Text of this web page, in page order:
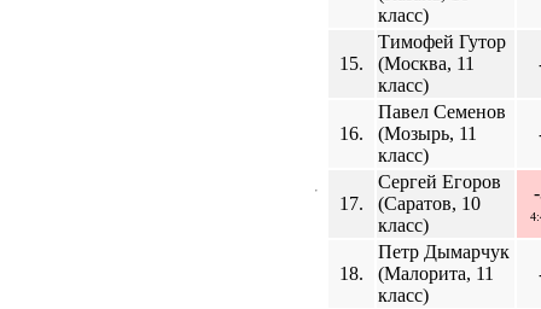
класс)
15.
Тимофей Гутор
(Москва, 11
класс)
16.
Павел Семенов
(Мозырь, 11
класс)
17.
Сергей Егоров
(Саратов, 10
класс)
18.
Петр Дымарчук
(Малорита, 11
класс)